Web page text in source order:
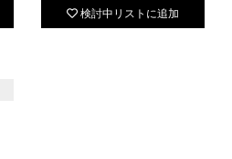
検討中リストに追加